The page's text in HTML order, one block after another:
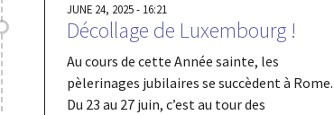
JUNE 24, 2025 - 16:21
Décollage de Luxembourg !
Au cours de cette Année sainte, les
pèlerinages jubilaires se succèdent à Rome.
Du 23 au 27 juin, c’est au tour des